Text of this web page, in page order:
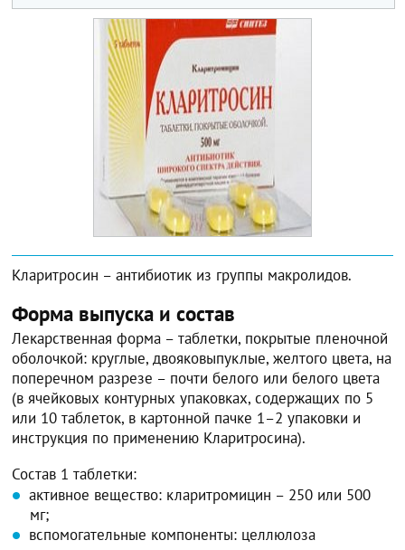
Кларитросин – антибиотик из группы макролидов.
Форма выпуска и состав
Лекарственная форма – таблетки, покрытые пленочной
оболочкой: круглые, двояковыпуклые, желтого цвета, на
поперечном разрезе – почти белого или белого цвета
(в ячейковых контурных упаковках, содержащих по 5
или 10 таблеток, в картонной пачке 1–2 упаковки и
инструкция по применению Кларитросина).
Состав 1 таблетки:
активное вещество: кларитромицин – 250 или 500
мг;
вспомогательные компоненты: целлюлоза